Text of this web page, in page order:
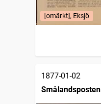
[omärkt], Eksjö
1877-01-02
Smålandsposten